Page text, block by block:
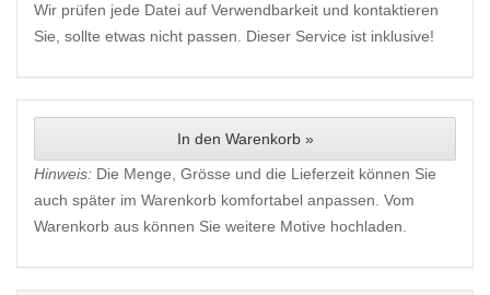
Wir prüfen jede Datei auf Verwendbarkeit und kontaktieren
Sie, sollte etwas nicht passen. Dieser Service ist inklusive!
In den Warenkorb »
Hinweis: Die Menge, Grösse und die Lieferzeit können Sie
auch später im Warenkorb komfortabel anpassen. Vom
Warenkorb aus können Sie weitere Motive hochladen.